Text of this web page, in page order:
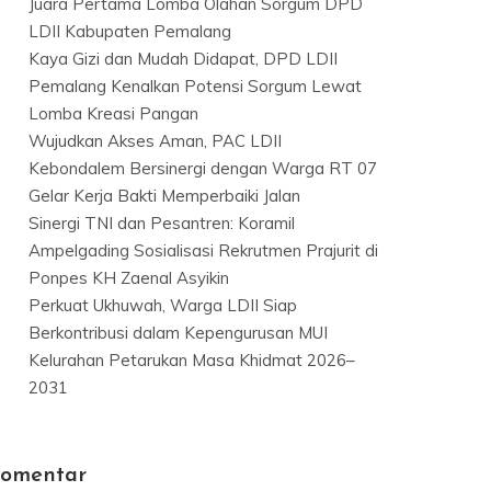
LDII Kabupaten Pemalang
Kaya Gizi dan Mudah Didapat, DPD LDII
Pemalang Kenalkan Potensi Sorgum Lewat
Lomba Kreasi Pangan
Wujudkan Akses Aman, PAC LDII
Kebondalem Bersinergi dengan Warga RT 07
Gelar Kerja Bakti Memperbaiki Jalan
Sinergi TNI dan Pesantren: Koramil
Ampelgading Sosialisasi Rekrutmen Prajurit di
Ponpes KH Zaenal Asyikin
Perkuat Ukhuwah, Warga LDII Siap
Berkontribusi dalam Kepengurusan MUI
Kelurahan Petarukan Masa Khidmat 2026–
2031